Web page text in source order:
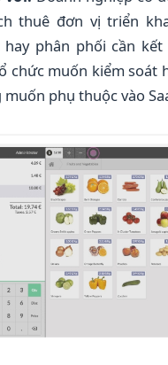
thuê đơn vị triển
phân phối cần kết
chức muốn kiểm soát
phụ thuộc vào